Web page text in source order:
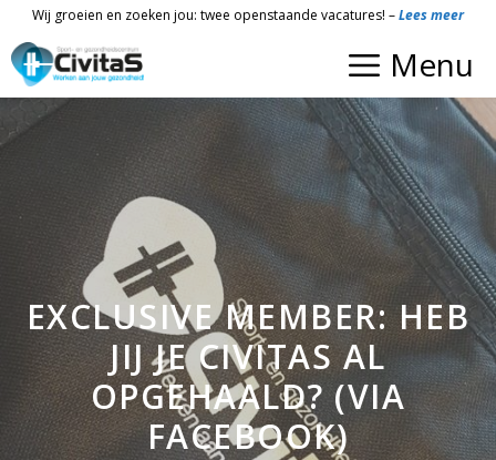
de
inhoud
Wij groeien en zoeken jou: twee openstaande vacatures! –Lees meer
Menu
EXCLUSIVE MEMBER: HEB
JIJ JE CIVITAS AL
OPGEHAALD? (VIA
FACEBOOK)